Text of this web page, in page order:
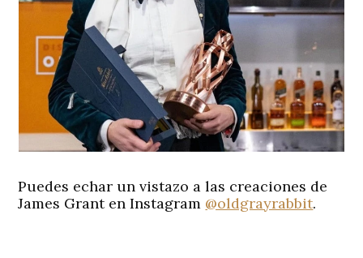
Puedes echar un vistazo a las creaciones de
James Grant en Instagram @oldgrayrabbit.